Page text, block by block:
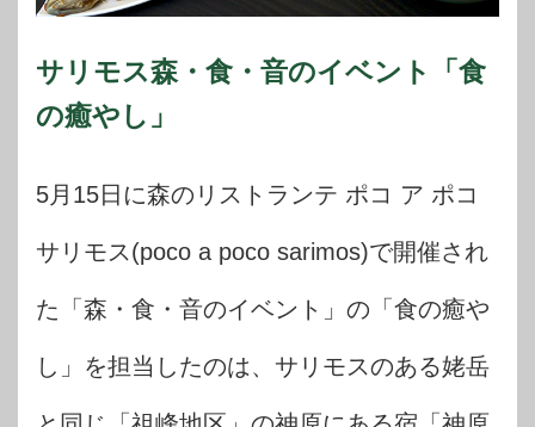
サリモス森・食・音のイベント「食
の癒やし」
5月15日に森のリストランテ ポコ ア ポコ
サリモス(poco a poco sarimos)で開催され
た「森・食・音のイベント」の「食の癒や
し」を担当したのは、サリモスのある姥岳